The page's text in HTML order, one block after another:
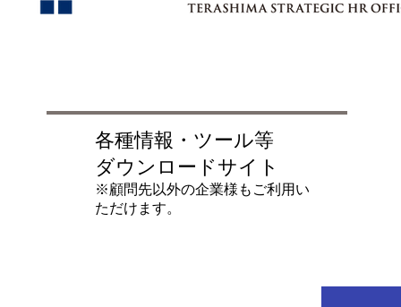
各種情報・ツール等
ダウンロードサイト
​※顧問先以外の企業様もご利用い
ただけます。